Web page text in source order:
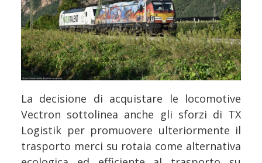
La decisione di acquistare le locomotive
Vectron sottolinea anche gli sforzi di TX
Logistik per promuovere ulteriormente il
trasporto merci su rotaia come alternativa